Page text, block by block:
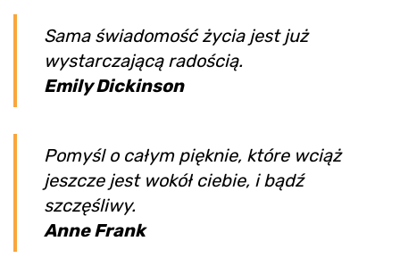
Sama świadomość życia jest już
wystarczającą radością.
Emily Dickinson
Pomyśl o całym pięknie, które wciąż
jeszcze jest wokół ciebie, i bądź
szczęśliwy.
Anne Frank